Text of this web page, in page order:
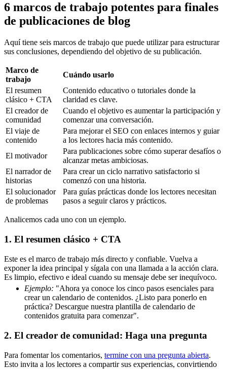
6 marcos de trabajo potentes para finales
de publicaciones de blog
Aquí tiene seis marcos de trabajo que puede utilizar para estructurar
sus conclusiones, dependiendo del objetivo de su publicación.
Marco de
trabajo
Cuándo usarlo
El resumen
clásico + CTA
Contenido educativo o tutoriales donde la
claridad es clave.
El creador de
comunidad
Cuando el objetivo es aumentar la participación y
comenzar una conversación.
El viaje de
contenido
Para mejorar el SEO con enlaces internos y guiar
a los lectores hacia más contenido.
El motivador
Para publicaciones sobre cómo superar desafíos o
alcanzar metas ambiciosas.
El narrador de
historias
Para crear un ciclo narrativo satisfactorio si
comenzó con una historia.
El solucionador
de problemas
Para guías prácticas donde los lectores necesitan
pasos a seguir claros y prácticos.
Analicemos cada uno con un ejemplo.
1. El resumen clásico + CTA
Este es el marco de trabajo más directo y confiable. Vuelva a
exponer la idea principal y sígala con una llamada a la acción clara.
Es limpio, efectivo e ideal cuando su mensaje debe ser inequívoco.
Ejemplo: "Ahora ya conoce los cinco pasos esenciales para
crear un calendario de contenidos. ¿Listo para ponerlo en
práctica? Descargue nuestra plantilla de calendario de
contenidos gratuita para comenzar".
2. El creador de comunidad: Haga una pregunta
Para fomentar los comentarios, termine con una pregunta abierta.
Esto invita a los lectores a compartir sus experiencias, convirtiendo